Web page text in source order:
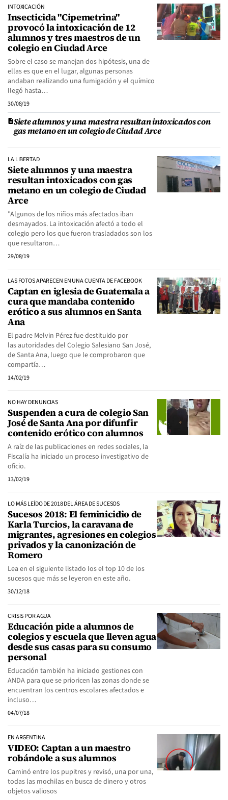
INTOXICACIÓN
Insecticida "Cipemetrina"
provocó la intoxicación de 12
alumnos y tres maestros de un
colegio en Ciudad Arce
Sobre el caso se manejan dos hipótesis, una de
ellas es que en el lugar, algunas personas
andaban realizando una fumigación y el químico
llegó hasta…
30/08/19
Siete alumnos y una maestra resultan intoxicados con
gas metano en un colegio de Ciudad Arce
LA LIBERTAD
Siete alumnos y una maestra
resultan intoxicados con gas
metano en un colegio de Ciudad
Arce
"Algunos de los niños más afectados iban
desmayados. La intoxicación afectó a todo el
colegio pero los que fueron trasladados son los
que resultaron…
29/08/19
LAS FOTOS APARECEN EN UNA CUENTA DE FACEBOOK
Captan en iglesia de Guatemala a
cura que mandaba contenido
erótico a sus alumnos en Santa
Ana
El padre Melvin Pérez fue destituido por
las autoridades del Colegio Salesiano San José,
de Santa Ana, luego que le comprobaron que
compartía…
14/02/19
NO HAY DENUNCIAS
Suspenden a cura de colegio San
José de Santa Ana por difunfir
contenido erótico con alumnos
A raíz de las publicaciones en redes sociales, la
Fiscalía ha iniciado un proceso investigativo de
oficio.
13/02/19
LO MÁS LEÍDO DE 2018 DEL ÁREA DE SUCESOS
Sucesos 2018: El feminicidio de
Karla Turcios, la caravana de
migrantes, agresiones en colegios
privados y la canonización de
Romero
Lea en el siguiente listado los el top 10 de los
sucesos que más se leyeron en este año.
30/12/18
CRISIS POR AGUA
Educación pide a alumnos de
colegios y escuela que lleven agua
desde sus casas para su consumo
personal
Educación también ha iniciado gestiones con
ANDA para que se prioricen las zonas donde se
encuentran los centros escolares afectados e
incluso…
04/07/18
EN ARGENTINA
VIDEO: Captan a un maestro
robándole a sus alumnos
Caminó entre los pupitres y revisó, una por una,
todas las mochilas en busca de dinero y otros
objetos valiosos